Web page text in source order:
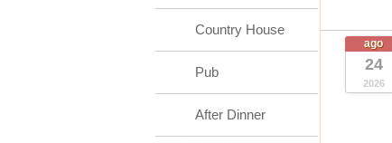
ago
24
2026
Country House
Pub
After Dinner